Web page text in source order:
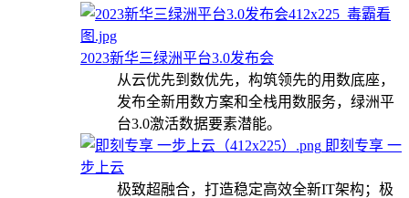
2023新华三绿洲平台3.0发布会
从云优先到数优先，构筑领先的用数底座，
发布全新用数方案和全栈用数服务，绿洲平
台3.0激活数据要素潜能。
即刻专享 一
步上云
极致超融合，打造稳定高效全新IT架构；极